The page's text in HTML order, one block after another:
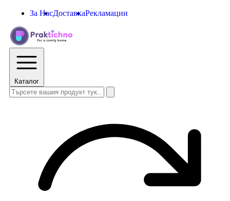
За НасДоставкаРекламации
Каталог